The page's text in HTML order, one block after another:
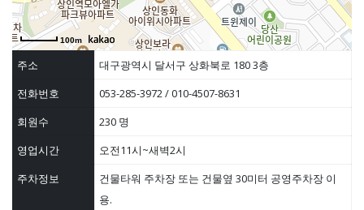
100m
주소
대구광역시 달서구 상화북로 180 3층
전화번호
053-285-3972 / 010-4507-8631
회원수
230 명
영업시간
오전11시~새벽2시
주차정보
건물타워 주차장 또는 건물옆 30미터 공영주차장 이
용.